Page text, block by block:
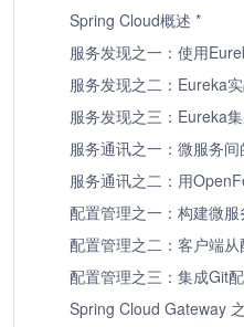
Spring Cloud概述 *
服务发现之一：使用
服务发现之二：Eureka
服务发现之三：Eureka
服务通讯之一：微服务
服务通讯之二：用
配置管理之一：构建微
配置管理之二：客户端
配置管理之三：集成Git
Spring Cloud Gateway